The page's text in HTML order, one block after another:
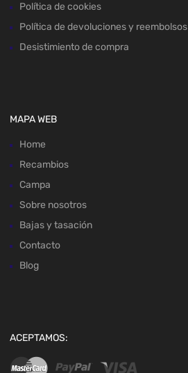
Política de cookies
Política de devoluciones y reembolsos
Desistimiento de compra
MAPA WEB
Home
Recambios
Campa
Sobre nosotros
Bajas y tasación
Contacto
Blog
ACEPTAMOS: